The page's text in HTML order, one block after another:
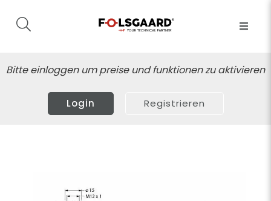
Bitte einloggen um preise und funktionen zu aktivieren
Login Registrieren